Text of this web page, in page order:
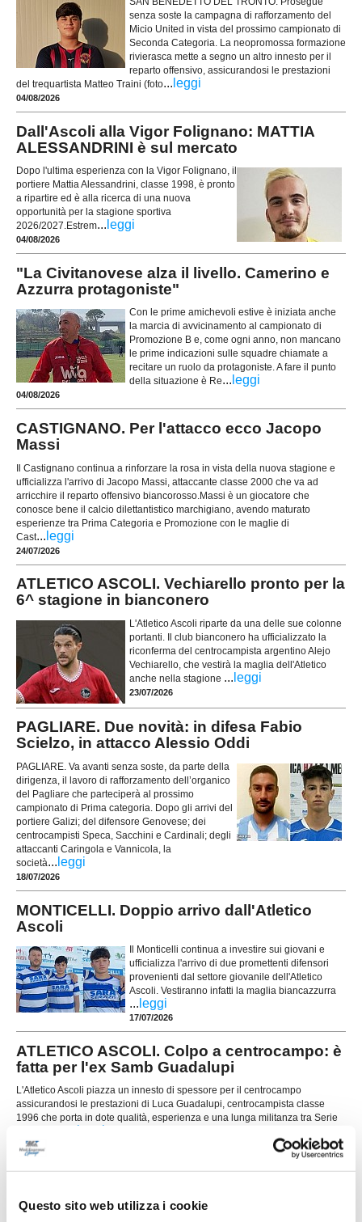
Questo sito web utilizza i cookie
senza soste la campagna di rafforzamento del
Micio United in vista del prossimo campionato di
Seconda Categoria. La neopromossa formazione
rivierasca mette a segno un altro innesto per il
reparto offensivo, assicurandosi le prestazioni
del trequartista Matteo Traini (foto... leggi
04/08/2026
Dall'Ascoli alla Vigor Folignano: MATTIA
ALESSANDRINI è sul mercato
Dopo l'ultima esperienza con la Vigor Folignano, il
portiere Mattia Alessandrini, classe 1998, è pronto
a ripartire ed è alla ricerca di una nuova
opportunità per la stagione sportiva
2026/2027.Estrem... leggi
04/08/2026
"La Civitanovese alza il livello. Camerino e
Azzurra protagoniste"
Con le prime amichevoli estive è iniziata anche
la marcia di avvicinamento al campionato di
Promozione B e, come ogni anno, non mancano
le prime indicazioni sulle squadre chiamate a
recitare un ruolo da protagoniste. A fare il punto
della situazione è Re... leggi
04/08/2026
CASTIGNANO. Per l'attacco ecco Jacopo
Massi
Il Castignano continua a rinforzare la rosa in vista della nuova stagione e
ufficializza l'arrivo di Jacopo Massi, attaccante classe 2000 che va ad
arricchire il reparto offensivo biancorosso.Massi è un giocatore che
conosce bene il calcio dilettantistico marchigiano, avendo maturato
esperienze tra Prima Categoria e Promozione con le maglie di
Cast... leggi
24/07/2026
ATLETICO ASCOLI. Vechiarello pronto per la
6^ stagione in bianconero
L'Atletico Ascoli riparte da una delle sue colonne
portanti. Il club bianconero ha ufficializzato la
riconferma del centrocampista argentino Alejo
Vechiarello, che vestirà la maglia dell'Atletico
anche nella stagione ... leggi
23/07/2026
PAGLIARE. Due novità: in difesa Fabio
Scielzo, in attacco Alessio Oddi
PAGLIARE. Va avanti senza soste, da parte della
dirigenza, il lavoro di rafforzamento dell’organico
del Pagliare che parteciperà al prossimo
campionato di Prima categoria. Dopo gli arrivi del
portiere Galizi; del difensore Genovese; dei
centrocampisti Speca, Sacchini e Cardinali; degli
attaccanti Caringola e Vannicola, la
società... leggi
18/07/2026
MONTICELLI. Doppio arrivo dall'Atletico
Ascoli
Il Monticelli continua a investire sui giovani e
ufficializza l'arrivo di due promettenti difensori
provenienti dal settore giovanile dell'Atletico
Ascoli. Vestiranno infatti la maglia biancazzurra
... leggi
17/07/2026
ATLETICO ASCOLI. Colpo a centrocampo: è
fatta per l'ex Samb Guadalupi
L'Atletico Ascoli piazza un innesto di spessore per il centrocampo
assicurandosi le prestazioni di Luca Guadalupi, centrocampista classe
1996 che porta in dote qualità, esperienza e una lunga militanza tra Serie
leggi
17/07/2026